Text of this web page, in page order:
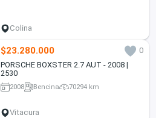
Colina
$23.280.000
0
PORSCHE BOXSTER 2.7 AUT - 2008 |
2530
2008 Bencina 70294 km
Vitacura